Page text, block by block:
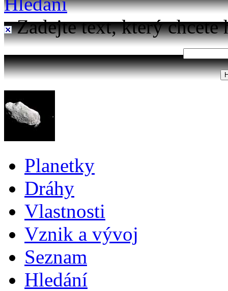
Zadejte text, který chcete
Planetky
Dráhy
Vlastnosti
Vznik a vývoj
Seznam
Hledání